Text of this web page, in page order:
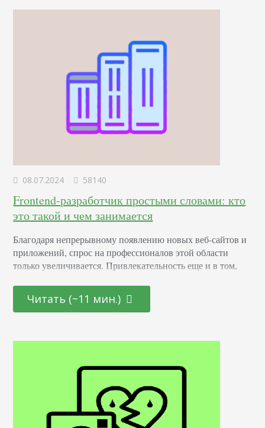
человеческого сознания для повышения интереса и
08.07.2024 58140
Frontend-разработчик простыми словами: кто
это такой и чем занимается
Благодаря непрерывному появлению новых веб-сайтов и
приложений, спрос на профессионалов этой области
только увеличивается. Привлекательность еще и в том,
специалистов, так и для тех, кто находится на стадии
переосмысления карьерного пути и готов начать все с
интерфейсов для сайтов и приложений. Он…
Читать (~11 мин.)